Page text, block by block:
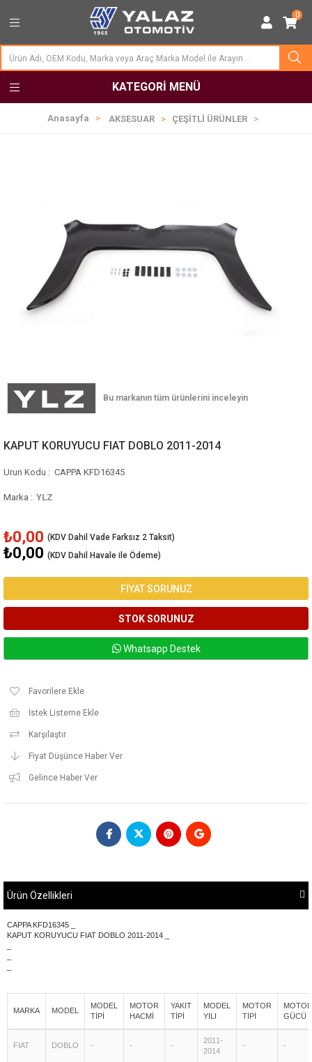
0
KATEGORI MENÜ
Anasayfa AKSESUAR ÇEŞİTLİ ÜRÜNLER
KAPUT KORUYUCU FIAT DOBLO 2011-2014
CAPPA KFD16345
Marka : YLZ
₺0,00
₺0,00 (KDV Dahil Havale ile Ödeme)
FİYAT SORUNUZ
Whatsapp Destek
Favorilere Ekle
İstek Listeme Ekle
Karşılaştır
Fiyat Düşünce Haber Ver
Gelince Haber Ver
Ürün Özellikleri
CAPPA KFD16345 _
KAPUT KORUYUCU FIAT DOBLO 2011-2014 _
MARKA MODEL
MODEL
TİPİ
MOTOR
HACMİ
YAKIT
TİPİ
MODEL
YILI
MOTOR
TİPİ
MOTOR
GÜCÜ
FIAT DOBLO - - -
2011-
2014
- -